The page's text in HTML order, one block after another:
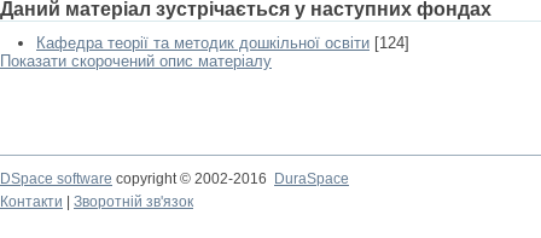
Даний матеріал зустрічається у наступних фондах
Кафедра теорії та методик дошкільної освіти [124]
Показати скорочений опис матеріалу
DSpace software copyright © 2002-2016
DuraSpace
Контакти
Зворотній зв'язок